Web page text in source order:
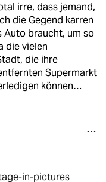
irre, dass jemand,
die Gegend karren
Auto braucht, um so
die vielen
die ihre
Supermarkt
können…
in-pictures